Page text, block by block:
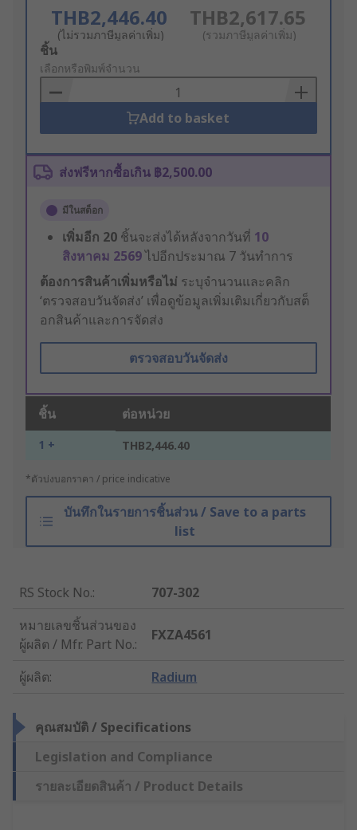
THB2,446.40
(ไม่รวมภาษีมูลค่าเพิ่ม)
THB2,617.65
(รวมภาษีมูลค่าเพิ่ม)
Add
to
Basket
ชิ้น
เลือกหรือพิมพ์จำนวน
Add to basket
ส่งฟรีหากซื้อเกิน ฿2,500.00
มีในสต็อก
เพิ่มอีก 20 ชิ้นจะส่งได้หลังจากวันที่ 10
สิงหาคม 2569ไปอีกประมาณ 7 วันทำการ
ต้องการสินค้าเพิ่มหรือไม่ ระบุจำนวนและคลิก
‘ตรวจสอบวันจัดส่ง’ เพื่อดูข้อมูลเพิ่มเติมเกี่ยวกับสต็
อกสินค้าและการจัดส่ง
ตรวจสอบวันจัดส่ง
ชิ้น ต่อหน่วย
1 + THB2,446.40
*ตัวบ่งบอกราคา / price indicative
บันทึกในรายการชิ้นส่วน / Save to a parts
list
RS Stock No.:
707-302
หมายเลขชิ้นส่วนของ
ผู้ผลิต / Mfr. Part No.:
FXZA4561
ผู้ผลิต: Radium
คุณสมบัติ / Specifications
Legislation and Compliance
รายละเอียดสินค้า / Product Details